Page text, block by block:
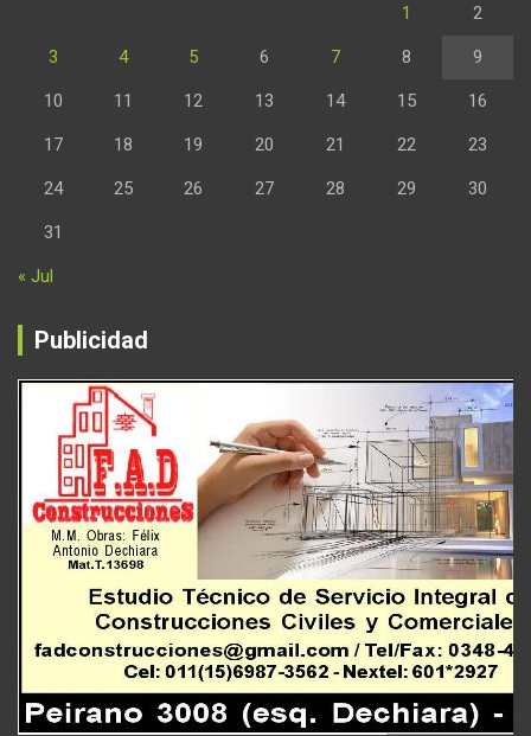
1 2
3 4 5 6 7 8 9
10 11 12 13 14 15 16
17 18 19 20 21 22 23
24 25 26 27 28 29 30
31
« Jul
Publicidad